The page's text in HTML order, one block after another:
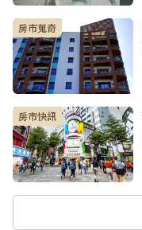
房市蒐奇
房市快訊